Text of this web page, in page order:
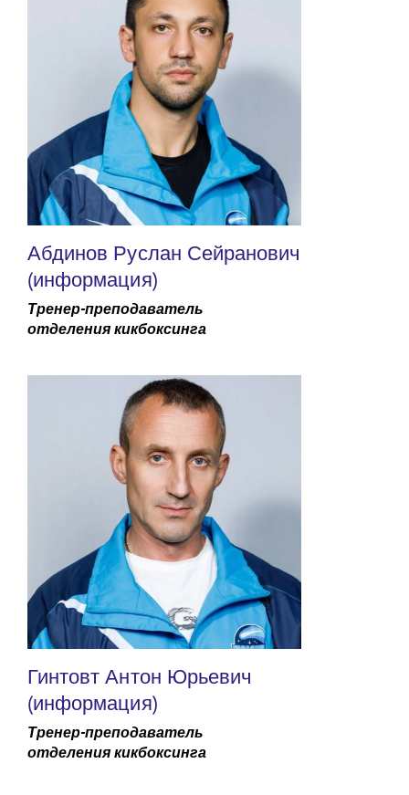
Абдинов Руслан Сейранович
(информация)
Тренер-преподаватель
отделения кикбоксинга
Гинтовт Антон Юрьевич
(информация)
Тренер-преподаватель
отделения кикбоксинга